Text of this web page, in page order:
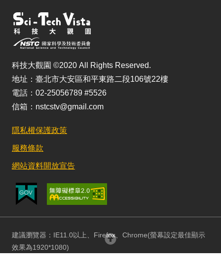
科技大觀園 ©2020 All Rights Reserved.
地址：臺北市大安區和平東路二段106號22樓
電話：02-25056789 #5526
信箱：nstcstv@gmail.com
隱私權保護政策
服務條款
網站資料開放宣告
建議瀏覽器：IE11.0以上、Firefox、Chrome(螢幕設定最佳顯示
效果為1920*1080)
回頂部